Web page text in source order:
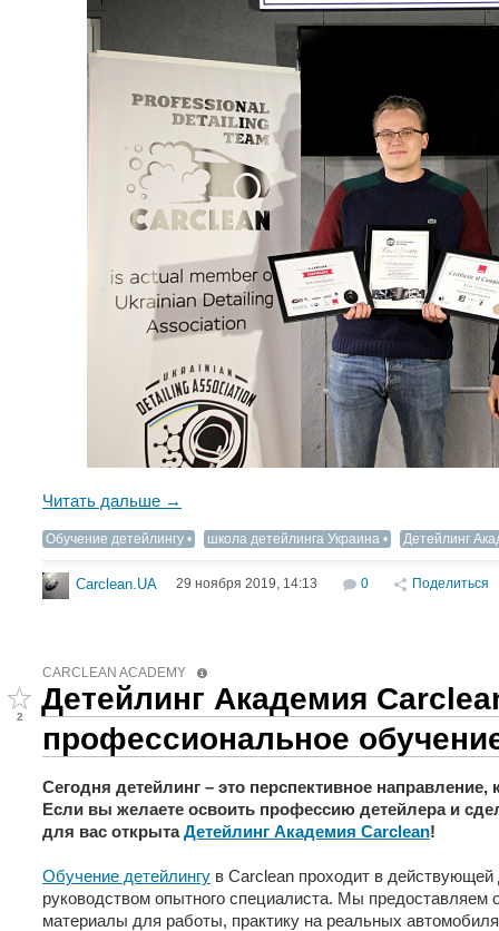
Читать дальше →
Обучение детейлингу школа детейлинга Украина Детейлинг
Carclean.UA 29 ноября 2019, 14:13 0 Поделиться
CARCLEAN ACADEMY
2
Детейлинг Академия
профессиональное
Сегодня детейлинг – это перспективное направление,
Если вы желаете освоить профессию детейлера и
для вас открытаДетейлинг Академия Carclean!
Обучение детейлингу в Carclean проходит в действующей
руководством опытного специалиста. Мы предоставляем
материалы для работы, практику на реальных